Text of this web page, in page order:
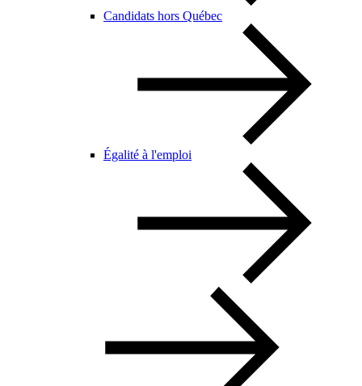
Candidats hors Québec
Égalité à l'emploi